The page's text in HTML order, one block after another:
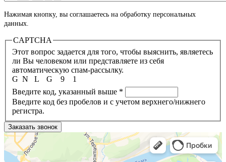
Нажимая кнопку, вы соглашаетесь на обработку персональных
данных.
CAPTCHA
Этот вопрос задается для того, чтобы выяснить, являетесь
ли Вы человеком или представляете из себя
автоматическую спам-рассылку.
1
9
G G
L
N
Введите код, указанный выше *
Введите код без пробелов и с учетом верхнего/нижнего
регистра.